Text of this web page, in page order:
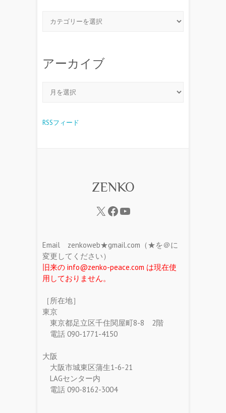
アーカイブ
RSSフィード
ZENKO
Email zenkoweb★gmail.com（★を＠に
変更してください）
旧来の info@zenko-peace.com は現在使
用しておりません。
［所在地］
東京
東京都足立区千住関屋町8-8 2階
電話 090-1771-4150
大阪
大阪市城東区蒲生1-6-21
LAGセンター内
電話 090-8162-3004